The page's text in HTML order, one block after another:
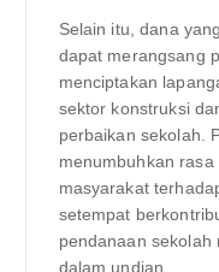
Selain itu, dana
dapat merangsang
menciptakan
sektor konstruksi
perbaikan sekolah.
menumbuhkan
masyarakat
setempat
pendanaan sekolah
dalam undian.